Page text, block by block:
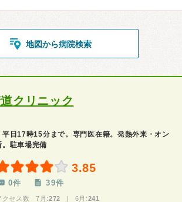
地図から病院検索
クリニック
日17時15分まで。専門医在籍。発熱外来・オン
駐車場完備
3.85
0件 39件
クセス数 7月:272 | 6月:241